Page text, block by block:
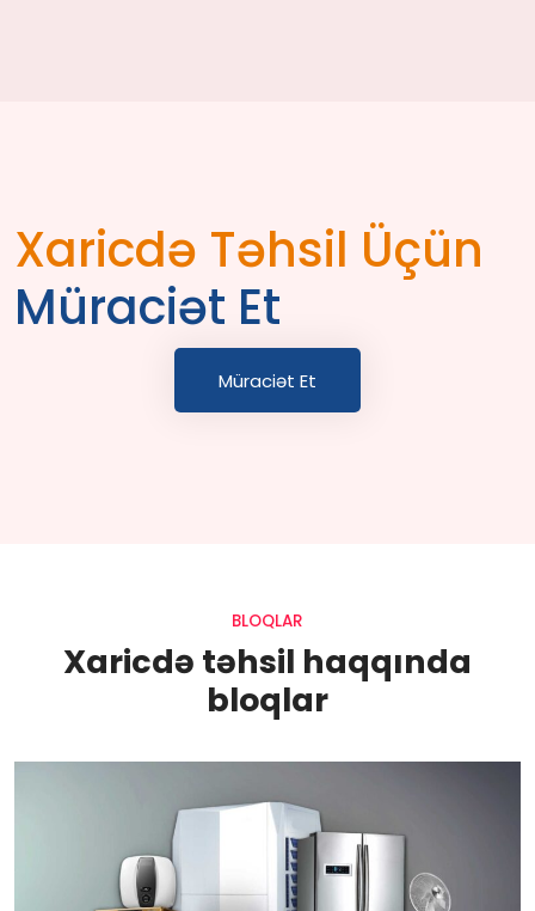
Xaricdə Təhsil Üçün
Müraciət Et
Müraciət Et
BLOQLAR
Xaricdə təhsil haqqında
bloqlar